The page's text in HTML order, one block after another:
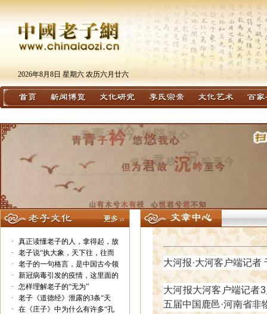
2026年8月8日 星期六 农历六月廿六
·
真正读懂老子的人，拿得起，放
·
老子说“执大象，天下往，往而
·
老子的一句格言，是中国古今领
·
新冠病毒引发的疫情，这里面的
·
怎样理解老子的“无为”
·
老子《道德经》泄露的3条“天
·
在《庄子》中为什么有许多“孔
大河报·大河客户端记者
大河报大河客户端记者
五届中国鹿邑·河南省